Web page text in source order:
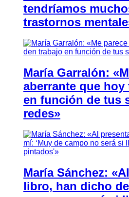
tendríamos
trastornos
María Garralón:
aberrante que hoy
en función de tus
redes»
María Sánchez:
libro, han dicho